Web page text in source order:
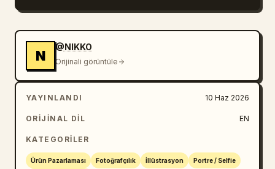
aydınlatma, sığ alan derinliği, sürreal
editoryal fotoğrafçılık gerçekçiliği, son
derece detaylı dokular, dinamik hareket,
doygun renkler ve 9:16 dikey kompozisyon
kullanın. Yüz bloğunu hiçbir yüz özelliği
veya metin içermeyecek şekilde düz ve sade
tutun, logolardan veya filigranlardan
N
@NIKKO
Orijinali görüntüle
YAYINLANDI 10 Haz 2026
ORIJINAL DIL EN
KATEGORILER
Ürün Pazarlaması Fotoğrafçılık İllüstrasyon Portre / Selfie